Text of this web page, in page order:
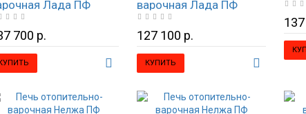
Лада ПФ
700 р.
КУПИТЬ
варочная Лада ПФ
(Россо
Леванте+"Окаменевшее
дерево")
127 100 р.
КУПИТЬ